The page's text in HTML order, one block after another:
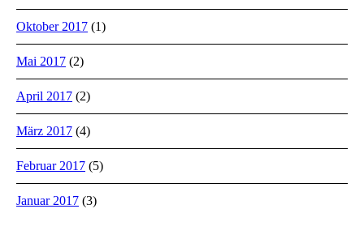
Oktober 2017 (1)
Mai 2017 (2)
April 2017 (2)
März 2017 (4)
Februar 2017 (5)
Januar 2017 (3)